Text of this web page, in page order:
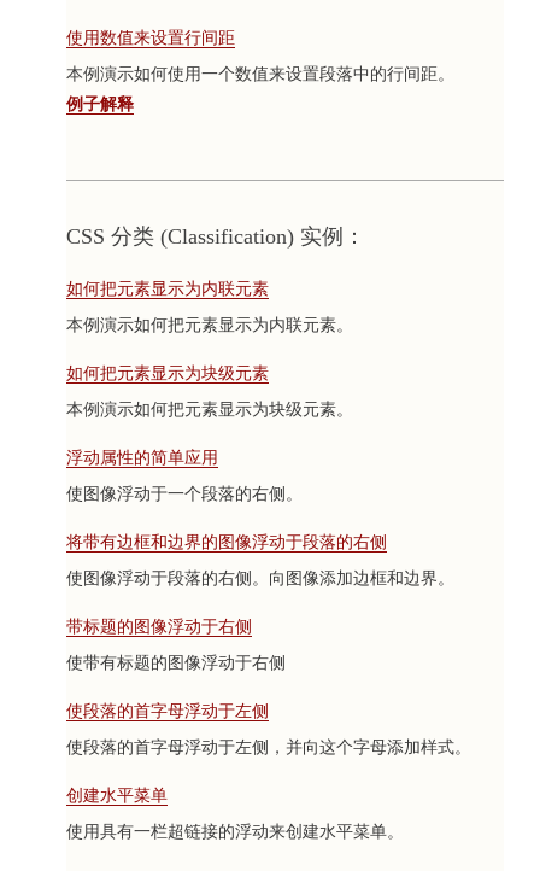
使用数值来设置行间距
本例演示如何使用一个数值来设置段落中的行间距。
例子解释
CSS 分类 (Classification) 实例：
如何把元素显示为内联元素
本例演示如何把元素显示为内联元素。
如何把元素显示为块级元素
本例演示如何把元素显示为块级元素。
浮动属性的简单应用
使图像浮动于一个段落的右侧。
将带有边框和边界的图像浮动于段落的右侧
使图像浮动于段落的右侧。向图像添加边框和边界。
带标题的图像浮动于右侧
使带有标题的图像浮动于右侧
使段落的首字母浮动于左侧
使段落的首字母浮动于左侧，并向这个字母添加样式。
创建水平菜单
使用具有一栏超链接的浮动来创建水平菜单。